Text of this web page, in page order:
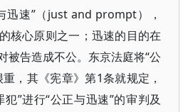
迅速”（just and prompt），
核心原则之一；迅速的目的在
被告造成不公。东京法庭将“公
，其《宪章》第1条就规定，
”进行“公正与迅速”的审判及